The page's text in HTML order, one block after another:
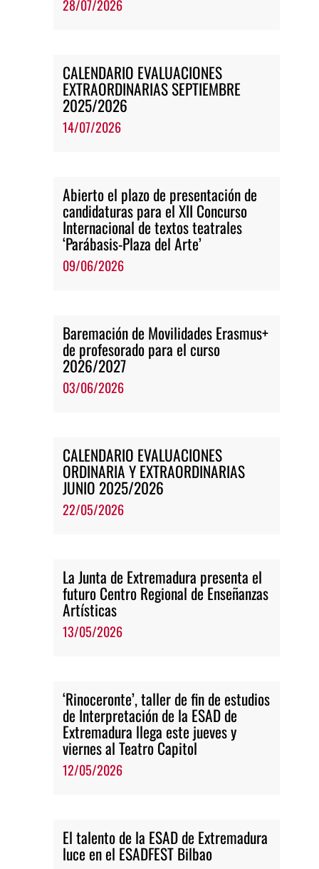
28/07/2026
CALENDARIO EVALUACIONES
EXTRAORDINARIAS SEPTIEMBRE
2025/2026
14/07/2026
Abierto el plazo de presentación de
candidaturas para el XII Concurso
Internacional de textos teatrales
‘Parábasis-Plaza del Arte’
09/06/2026
Baremación de Movilidades Erasmus+
de profesorado para el curso
2026/2027
03/06/2026
CALENDARIO EVALUACIONES
ORDINARIA Y EXTRAORDINARIAS
JUNIO 2025/2026
22/05/2026
La Junta de Extremadura presenta el
futuro Centro Regional de Enseñanzas
Artísticas
13/05/2026
‘Rinoceronte’, taller de fin de estudios
de Interpretación de la ESAD de
Extremadura llega este jueves y
viernes al Teatro Capitol
12/05/2026
El talento de la ESAD de Extremadura
luce en el ESADFEST Bilbao